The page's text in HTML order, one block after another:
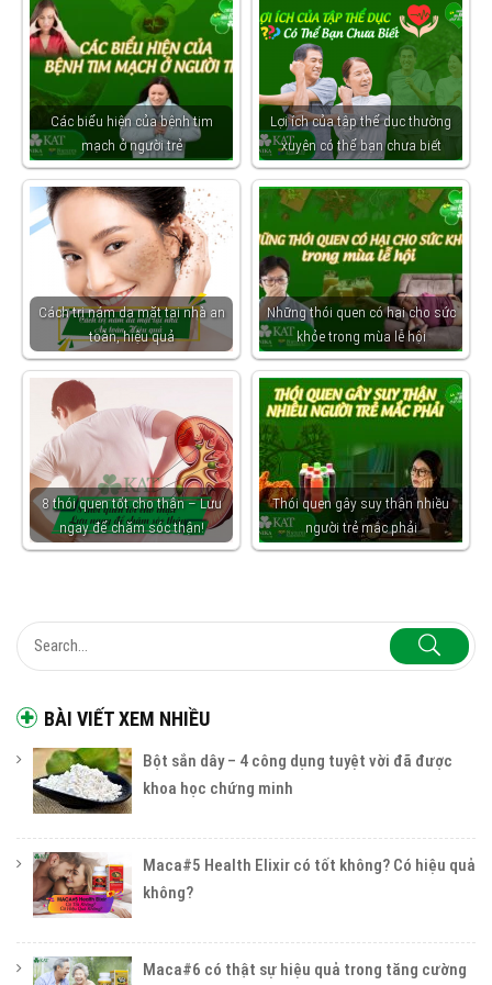
BÀI VIẾT XEM NHIỀU
Bột sắn dây – 4 công dụng tuyệt vời đã được
khoa học chứng minh
Maca#5 Health Elixir có tốt không? Có hiệu quả
không?
Maca#6 có thật sự hiệu quả trong tăng cường
Các biểu hiện của bệnh tim
mạch ở người trẻ
Lợi ích của tập thể dục thường
xuyên có thể bạn chưa biết
Cách trị nám da mặt tại nhà an
toàn, hiệu quả
Những thói quen có hại cho sức
khỏe trong mùa lễ hội
8 thói quen tốt cho thận – Lưu
ngay để chăm sóc thận!
Thói quen gây suy thận nhiều
người trẻ mắc phải